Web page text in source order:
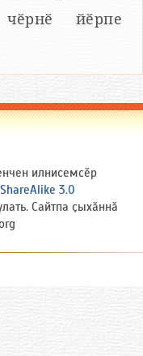
чӗрнӗ йӗрпе
илнисемсӗр
3.0
Сайтпа ҫыхӑннӑ